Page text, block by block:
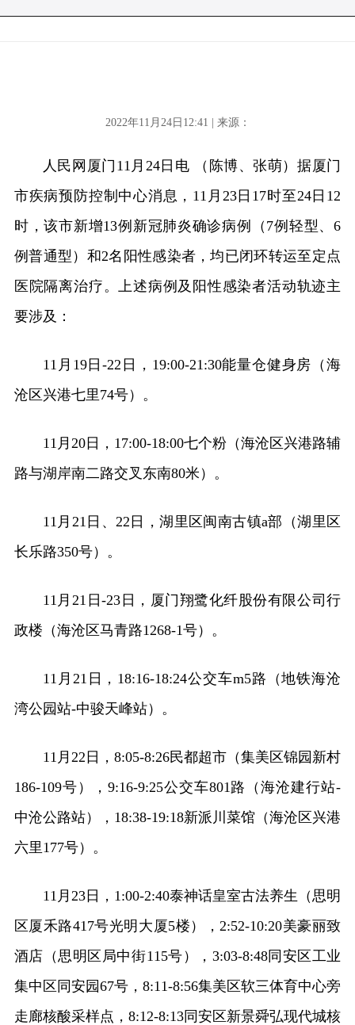
2022年11月24日12:41 | 来源：
人民网厦门11月24日电 （陈博、张萌）据厦门
市疾病预防控制中心消息，11月23日17时至24日12
时，该市新增13例新冠肺炎确诊病例（7例轻型、6
例普通型）和2名阳性感染者，均已闭环转运至定点
医院隔离治疗。上述病例及阳性感染者活动轨迹主
要涉及：
11月19日-22日，19:00-21:30能量仓健身房（海
沧区兴港七里74号）。
11月20日，17:00-18:00七个粉（海沧区兴港路辅
路与湖岸南二路交叉东南80米）。
11月21日、22日，湖里区闽南古镇a部（湖里区
长乐路350号）。
11月21日-23日，厦门翔鹭化纤股份有限公司行
政楼（海沧区马青路1268-1号）。
11月21日，18:16-18:24公交车m5路（地铁海沧
湾公园站-中骏天峰站）。
11月22日，8:05-8:26民都超市（集美区锦园新村
186-109号），9:16-9:25公交车801路（海沧建行站-
中沧公路站），18:38-19:18新派川菜馆（海沧区兴港
六里177号）。
11月23日，1:00-2:40泰神话皇室古法养生（思明
区厦禾路417号光明大厦5楼），2:52-10:20美豪丽致
酒店（思明区局中街115号），3:03-8:48同安区工业
集中区同安园67号，8:11-8:56集美区软三体育中心旁
走廊核酸采样点，8:12-8:13同安区新景舜弘现代城核